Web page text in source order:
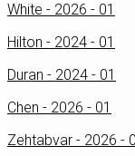
White - 2026 - 01
Hilton - 2024 - 01
Duran - 2024 - 01
Chen - 2026 - 01
Zehtabvar - 2026 -